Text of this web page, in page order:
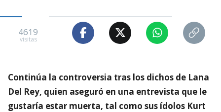
4619
visitas
Continúa la controversia tras los dichos de Lana
Del Rey, quien aseguró en una entrevista que le
gustaría estar muerta, tal como sus ídolos Kurt